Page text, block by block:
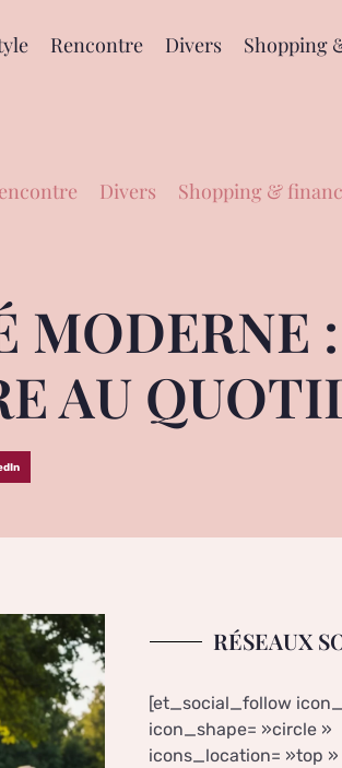
Rencontre Divers Shopping
Divers Shopping &
MODERNE :
AU
RÉSEAUX
[et_social_follow
icon_shape= »circle »
icons_location= »top »